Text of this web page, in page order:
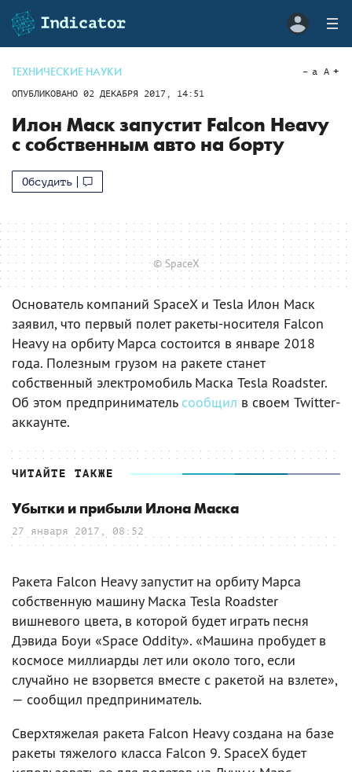
ТЕХНИЧЕСКИЕ НАУКИ
ОПУБЛИКОВАНО 02 ДЕКАБРЯ 2017, 14:51
a A
Илон Маск запустит Falcon Heavy
с собственным авто на борту
Обсудить
© SpaceX
Основатель компаний SpaceX и Tesla Илон Маск
заявил, что первый полет ракеты-носителя Falcon
Heavy на орбиту Марса состоится в январе 2018
года. Полезным грузом на ракете станет
собственный электромобиль Маска Tesla Roadster.
Об этом предприниматель сообщил в своем Twitter-
аккаунте.
ЧИТАЙТЕ ТАКЖЕ
Убытки и прибыли Илона Маска
27 января 2017, 08:52
Ракета Falcon Heavy запустит на орбиту Марса
собственную машину Маска Tesla Roadster
вишневого цвета, в которой будет играть песня
Дэвида Боуи «Space Oddity». «Машина пробудет в
космосе миллиарды лет или около того, если
случайно не взорвется вместе с ракетой на взлете»,
— сообщил предприниматель.
Сверхтяжелая ракета Falcon Heavy создана на базе
ракеты тяжелого класса Falcon 9. SpaceX будет